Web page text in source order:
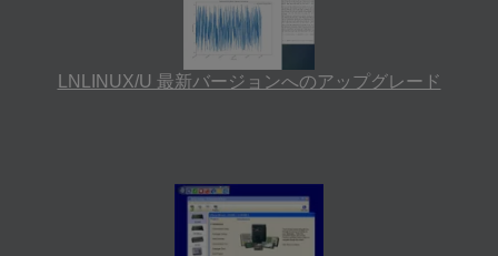
LNLINUX/U 最新バージョンへのアップグレード